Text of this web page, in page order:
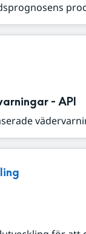
- API